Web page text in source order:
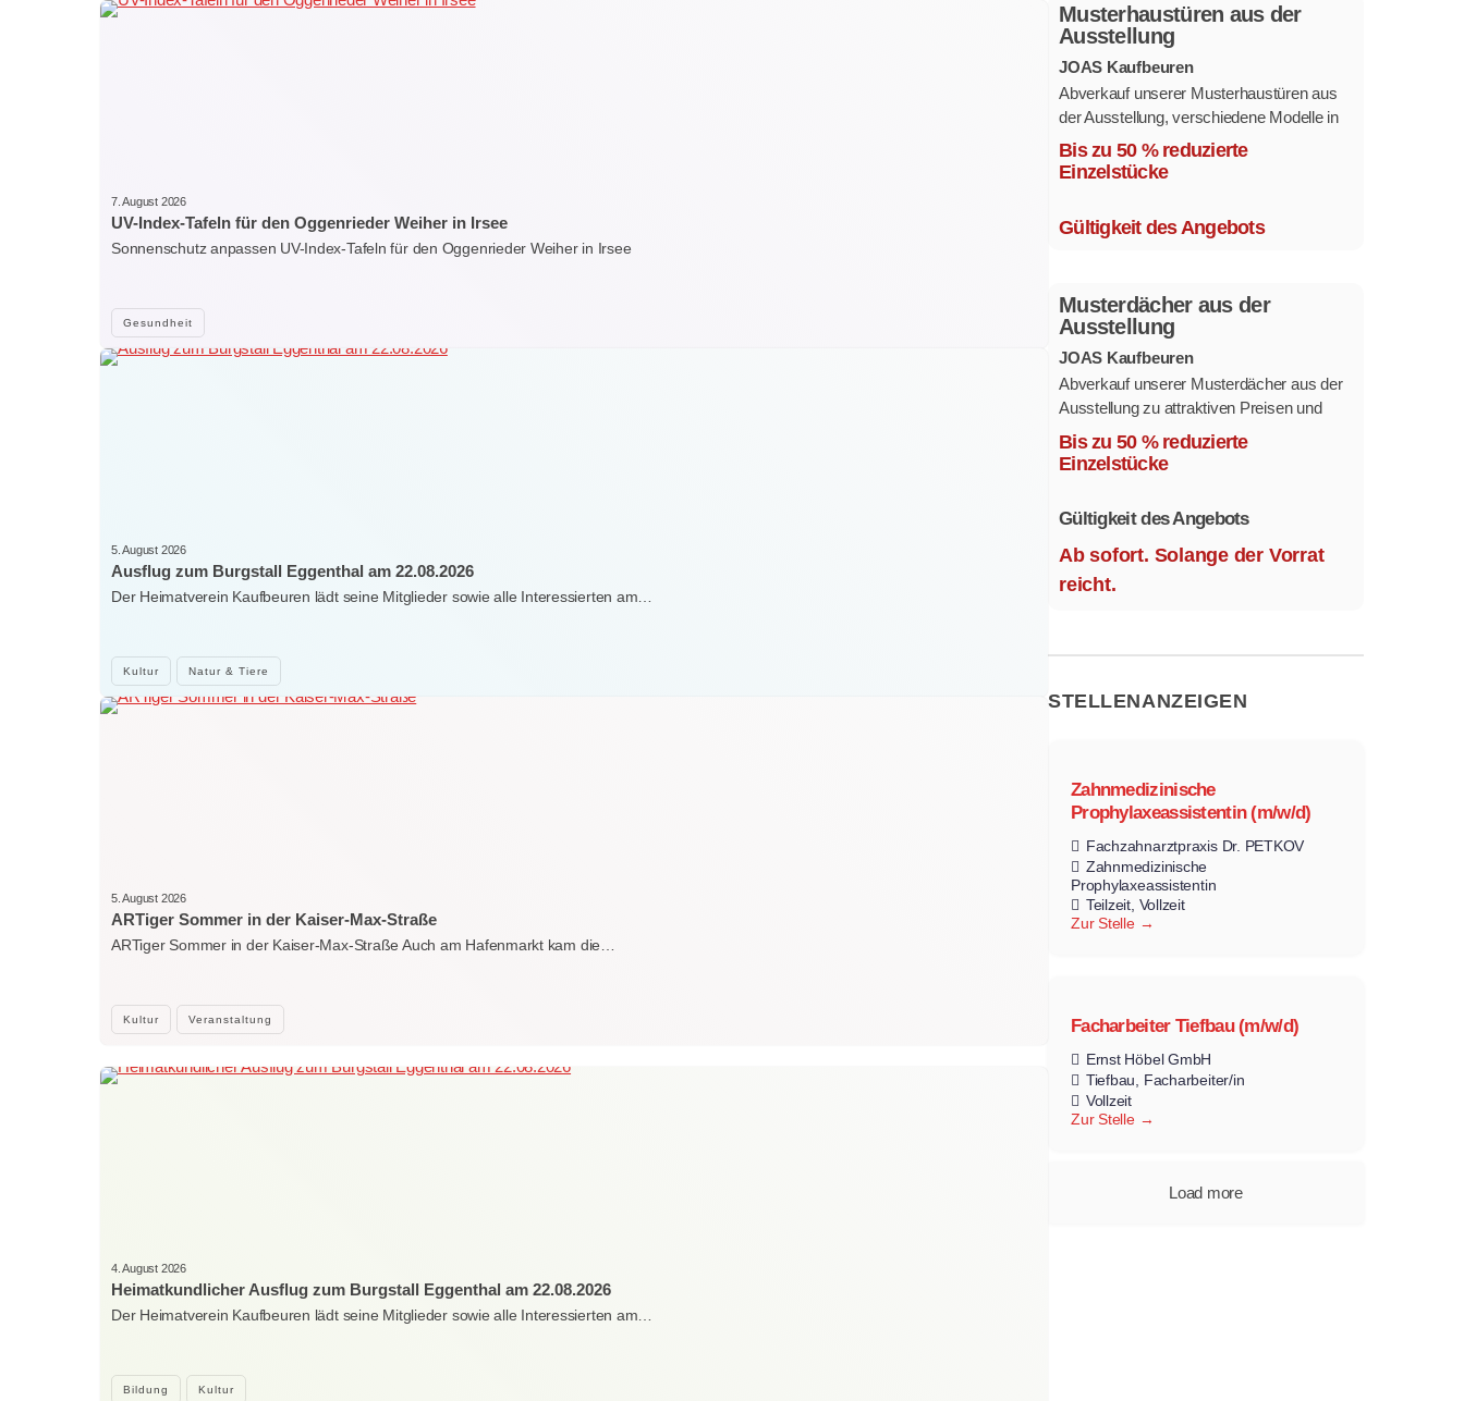
Gesundheit
7. August 2026
UV-Index-Tafeln für den Oggenrieder Weiher in Irsee
Sonnenschutz anpassen UV-Index-Tafeln für den Oggenrieder Weiher in Irsee
Kultur Natur & Tiere
5. August 2026
Ausflug zum Burgstall Eggenthal am 22.08.2026
Der Heimatverein Kaufbeuren lädt seine Mitglieder sowie alle Interessierten am…
Kultur Veranstaltung
5. August 2026
ARTiger Sommer in der Kaiser-Max-Straße
ARTiger Sommer in der Kaiser-Max-Straße Auch am Hafenmarkt kam die…
Bildung Kultur
4. August 2026
Heimatkundlicher Ausflug zum Burgstall Eggenthal am 22.08.2026
Der Heimatverein Kaufbeuren lädt seine Mitglieder sowie alle Interessierten am…
Musterhaustüren aus der
Ausstellung
JOAS Kaufbeuren
Abverkauf unserer Musterhaustüren aus
der Ausstellung, verschiedene Modelle in
mehreren Farben und
Ausstattungsvarianten.
Bis zu 50 % reduzierte
Einzelstücke
Gültigkeit des Angebots
Musterdächer aus der
Ausstellung
JOAS Kaufbeuren
Abverkauf unserer Musterdächer aus der
Ausstellung zu attraktiven Preisen und
sofort verfügbar.
Mehrere Modelle in verschiedenen
Bis zu 50 % reduzierte
Einzelstücke
Gültigkeit des Angebots
Ab sofort. Solange der Vorrat
reicht.
STELLENANZEIGEN
Zahnmedizinische
Prophylaxeassistentin (m/w/d)
Fachzahnarztpraxis Dr. PETKOV
Zahnmedizinische
Prophylaxeassistentin
Teilzeit Vollzeit
Zur Stelle
Facharbeiter Tiefbau (m/w/d)
Ernst Höbel GmbH
Tiefbau
Facharbeiter/in
Vollzeit
Zur Stelle
Load more